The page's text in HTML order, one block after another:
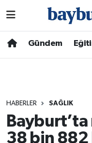
Gündem
HABERLER SAĞLIK
Bayburt’ta
38 bin 882
Hava Durumu
Süper Lig Puan